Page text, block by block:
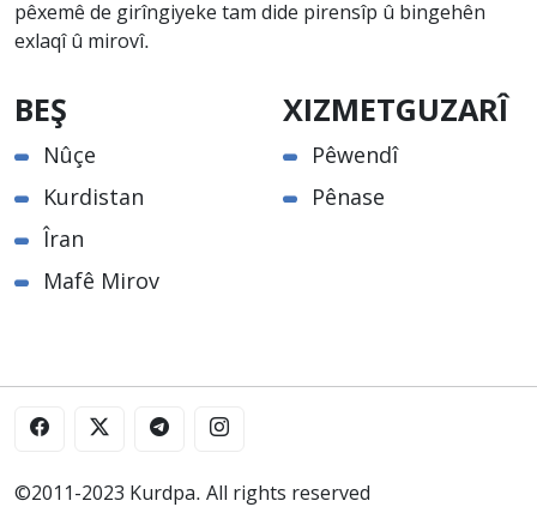
pêxemê de girîngiyeke tam dide pirensîp û bingehên
exlaqî û mirovî.
BEŞ
Nûçe
Kurdistan
Îran
Mafê Mirov
XIZMETGUZARÎ
Pêwendî
Pênase
©2011-2023 Kurdpa. All rights reserved